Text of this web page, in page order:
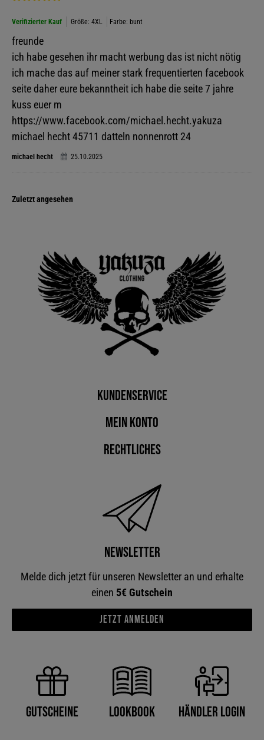
Verifizierter Kauf Größe: 4XL Farbe: bunt
freunde
ich habe gesehen ihr macht werbung das ist nicht nötig
ich mache das auf meiner stark frequentierten facebook
seite daher eure bekanntheit ich habe die seite 7 jahre
kuss euer m
https://www.facebook.com/michael.hecht.yakuza
michael hecht 45711 datteln nonnenrott 24
michael hecht 25.10.2025
Zuletzt angesehen
Kundenservice
Mein Konto
Rechtliches
Newsletter
Melde dich jetzt für unseren Newsletter an und erhalte
einen 5€ Gutschein
Jetzt anmelden
Gutscheine Lookbook Händler Login